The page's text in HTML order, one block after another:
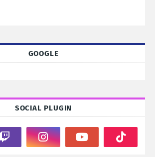
GOOGLE
SOCIAL PLUGIN